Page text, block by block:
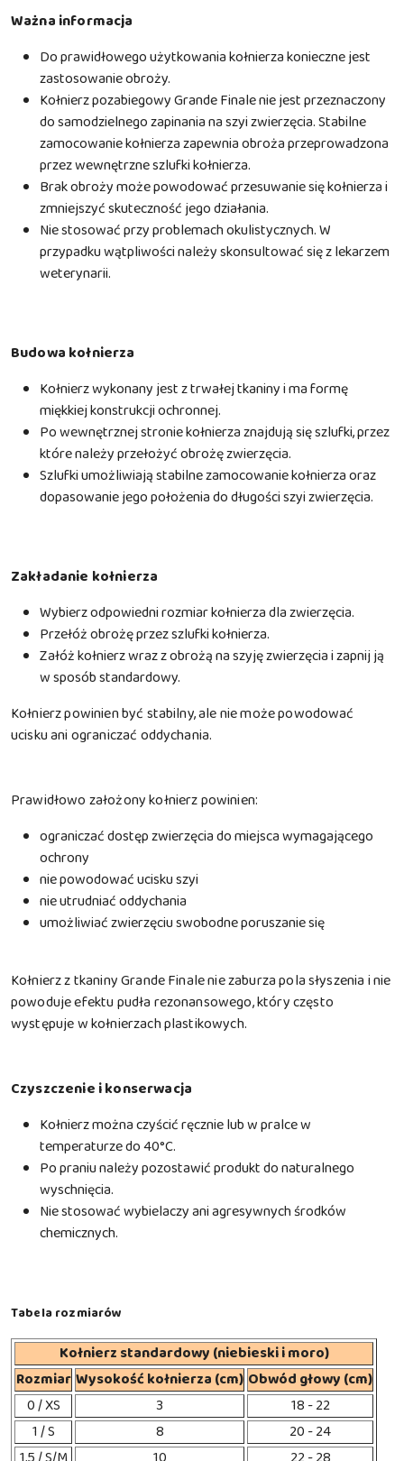
Ważna informacja
Do prawidłowego użytkowania kołnierza konieczne jest
zastosowanie obroży.
Kołnierz pozabiegowy Grande Finale nie jest przeznaczony
do samodzielnego zapinania na szyi zwierzęcia. Stabilne
zamocowanie kołnierza zapewnia obroża przeprowadzona
przez wewnętrzne szlufki kołnierza.
Brak obroży może powodować przesuwanie się kołnierza i
zmniejszyć skuteczność jego działania.
Nie stosować przy problemach okulistycznych. W
przypadku wątpliwości należy skonsultować się z lekarzem
weterynarii.
Budowa kołnierza
Kołnierz wykonany jest z trwałej tkaniny i ma formę
miękkiej konstrukcji ochronnej.
Po wewnętrznej stronie kołnierza znajdują się szlufki, przez
które należy przełożyć obrożę zwierzęcia.
Szlufki umożliwiają stabilne zamocowanie kołnierza oraz
dopasowanie jego położenia do długości szyi zwierzęcia.
Zakładanie kołnierza
Wybierz odpowiedni rozmiar kołnierza dla zwierzęcia.
Przełóż obrożę przez szlufki kołnierza.
Załóż kołnierz wraz z obrożą na szyję zwierzęcia i zapnij ją
w sposób standardowy.
Kołnierz powinien być stabilny, ale nie może powodować
ucisku ani ograniczać oddychania.
Prawidłowo założony kołnierz powinien:
ograniczać dostęp zwierzęcia do miejsca wymagającego
ochrony
nie powodować ucisku szyi
nie utrudniać oddychania
umożliwiać zwierzęciu swobodne poruszanie się
Kołnierz z tkaniny Grande Finale nie zaburza pola słyszenia i nie
powoduje efektu pudła rezonansowego, który często
występuje w kołnierzach plastikowych.
Czyszczenie i konserwacja
Kołnierz można czyścić ręcznie lub w pralce w
temperaturze do 40°C.
Po praniu należy pozostawić produkt do naturalnego
wyschnięcia.
Nie stosować wybielaczy ani agresywnych środków
chemicznych.
Tabela rozmiarów
Kołnierz standardowy (niebieski i moro)
Rozmiar Wysokość kołnierza (cm) Obwód głowy (cm)
0 / XS
3
18 - 22
1 / S
8
20 - 24